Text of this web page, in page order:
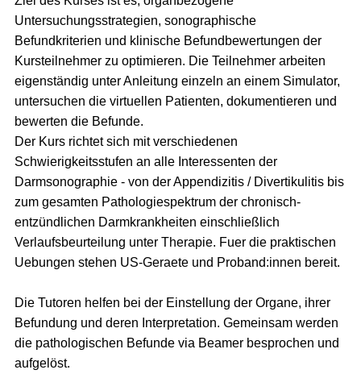
Untersuchungsstrategien, sonographische
Befundkriterien und klinische Befundbewertungen der
Kursteilnehmer zu optimieren. Die Teilnehmer arbeiten
eigenständig unter Anleitung einzeln an einem Simulator,
untersuchen die virtuellen Patienten, dokumentieren und
bewerten die Befunde.
Der Kurs richtet sich mit verschiedenen
Schwierigkeitsstufen an alle Interessenten der
Darmsonographie - von der Appendizitis / Divertikulitis bis
zum gesamten Pathologiespektrum der chronisch-
entzündlichen Darmkrankheiten einschließlich
Verlaufsbeurteilung unter Therapie. Fuer die praktischen
Uebungen stehen US-Geraete und Proband:innen bereit.
Die Tutoren helfen bei der Einstellung der Organe, ihrer
Befundung und deren Interpretation. Gemeinsam werden
die pathologischen Befunde via Beamer besprochen und
aufgelöst.